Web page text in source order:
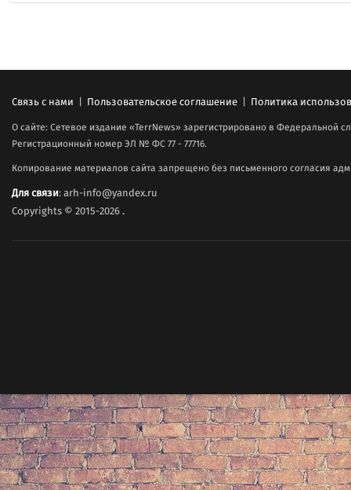
Связь с нами | Пользовательское соглашение | Политика
О сайте: Сетевое издание «TerrNews» зарегистрировано в Федеральной
Регистрационный номер ЭЛ № ФС 77 - 77716.
Копирование материалов сайта запрещено без письменного согласия
Для связи: arh-info@yandex.ru
Copyrights © 2015-2026.